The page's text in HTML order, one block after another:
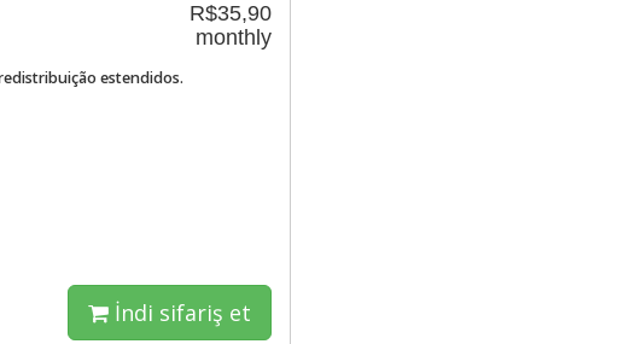
R$35,90
monthly
estendidos.
İndi sifariş et